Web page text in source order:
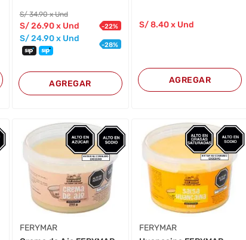
S/34.90 x Und
S/26.90 x Und -22%
S/24.90 x Und
-28%
AGREGAR
S/8.40x Und
AGREGAR
FERYMAR
FERYMAR